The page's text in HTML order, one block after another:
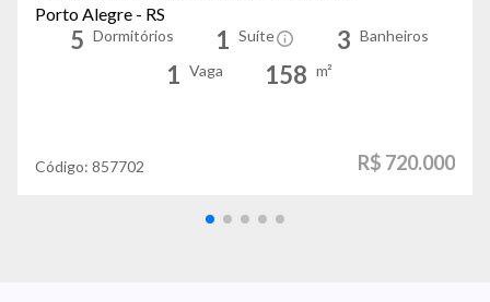
Porto Alegre - RS
5 Dormitórios 1 Suíte 3 Banheiros
1 Vaga 158 m²
Código: 857702 R$ 720.000